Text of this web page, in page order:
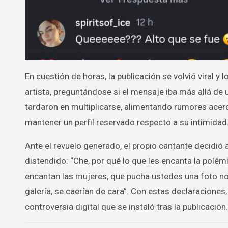
En cuestión de horas, la publicación se volvió viral
artista, preguntándose si el mensaje iba más allá
tardaron en multiplicarse, alimentando rumores
mantener un perfil reservado respecto a su
Ante el revuelo generado, el propio cantante
distendido: “Che, por qué lo que les encanta la
encantan las mujeres, que pucha ustedes una foto
galería, se caerían de cara”. Con estas
controversia digital que se instaló tras la publicación.